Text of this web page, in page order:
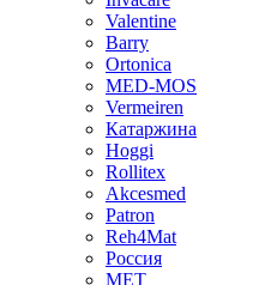
Valentine
Barry
Ortonica
MED-MOS
Vermeiren
Катаржина
Hoggi
Rollitex
Akcesmed
Patron
Reh4Mat
Россия
МЕТ